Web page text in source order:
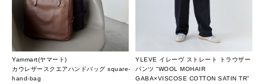
Yammart(ヤマート)
カウレザースクエアハンドバッグ square-
hand-bag
YLEVE イレーヴ ストレート トラウザー
パンツ “WOOL MOHAIR
GABA×VISCOSE COTTON SATIN TR”